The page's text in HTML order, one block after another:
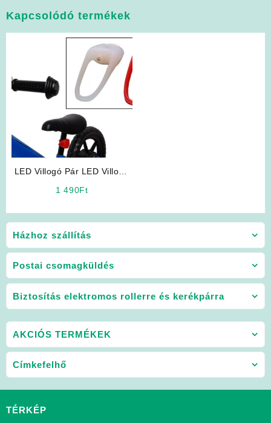
Házhoz szállítás
Postai csomagküldés
Biztosítás elektromos rollerre és kerékpárra
Kapcsolódó termékek
LED Villogó Pár LED Villogó
1 490Ft
AKCIÓS TERMÉKEK
Címkefelhő
TÉRKÉP